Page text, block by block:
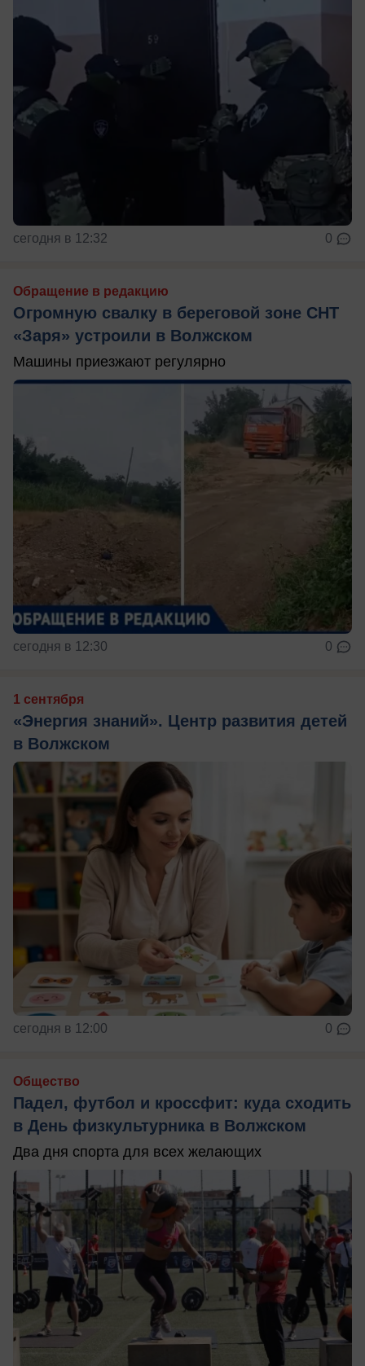
сегодня в 12:32 0
Обращение в редакцию
Огромную свалку в береговой зоне СНТ
«Заря» устроили в Волжском
Машины приезжают регулярно
сегодня в 12:30 0
1 сентября
«Энергия знаний». Центр развития детей
в Волжском
сегодня в 12:00 0
Общество
Падел, футбол и кроссфит: куда сходить
в День физкультурника в Волжском
Два дня спорта для всех желающих